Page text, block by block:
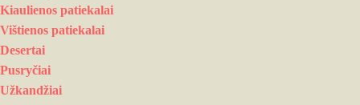
Kiaulienos patiekalai
Vištienos patiekalai
Desertai
Pusryčiai
Užkandžiai